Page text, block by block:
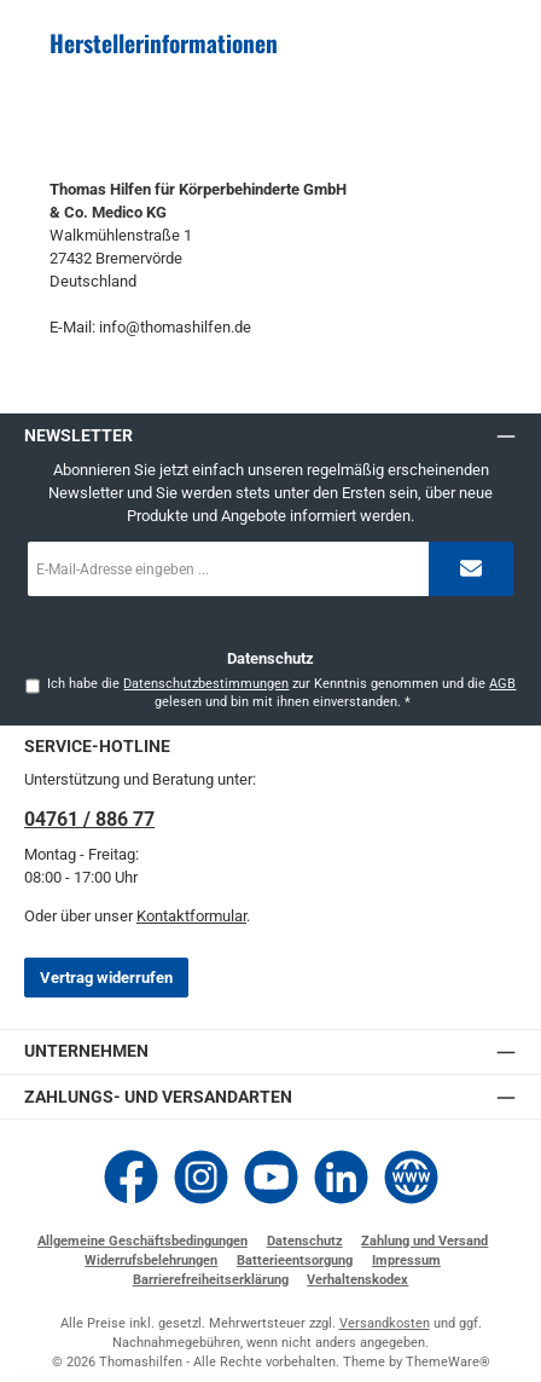
Herstellerinformationen
Thomas Hilfen für Körperbehinderte GmbH
& Co. Medico KG
Walkmühlenstraße 1
27432 Bremervörde
Deutschland
E-Mail: info@thomashilfen.de
NEWSLETTER
Abonnieren Sie jetzt einfach unseren regelmäßig erscheinenden
Newsletter und Sie werden stets unter den Ersten sein, über neue
Produkte und Angebote informiert werden.
Mail-
Datenschutz
Ich habe die Datenschutzbestimmungen zur Kenntnis genommen und dieAGB
gelesen und bin mit ihnen einverstanden. *
SERVICE-HOTLINE
Unterstützung und Beratung unter:
04761 / 886 77
Montag - Freitag:
08:00 - 17:00 Uhr
Oder über unser Kontaktformular.
Vertrag widerrufen
UNTERNEHMEN
ZAHLUNGS- UND VERSANDARTEN
Thomashilfen bei Facebook
Thomashilfen bei Instagram
Thomashilfen bei YouTube
Thomashilfen bei LinkedIn
Zur Website von
Allgemeine Geschäftsbedingungen Datenschutz
Zahlung und Versand
Widerrufsbelehrungen
Batterieentsorgung
Impressum
Barrierefreiheitserklärung
Verhaltenskodex
Alle Preise inkl. gesetzl. Mehrwertsteuer zzgl. Versandkostenund ggf.
Nachnahmegebühren, wenn nicht anders angegeben.
© 2026 Thomashilfen - Alle Rechte vorbehalten. Theme by ThemeWare®